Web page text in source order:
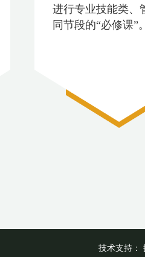
进行专业技能类、
同节段的“必修课”。
技术支持：